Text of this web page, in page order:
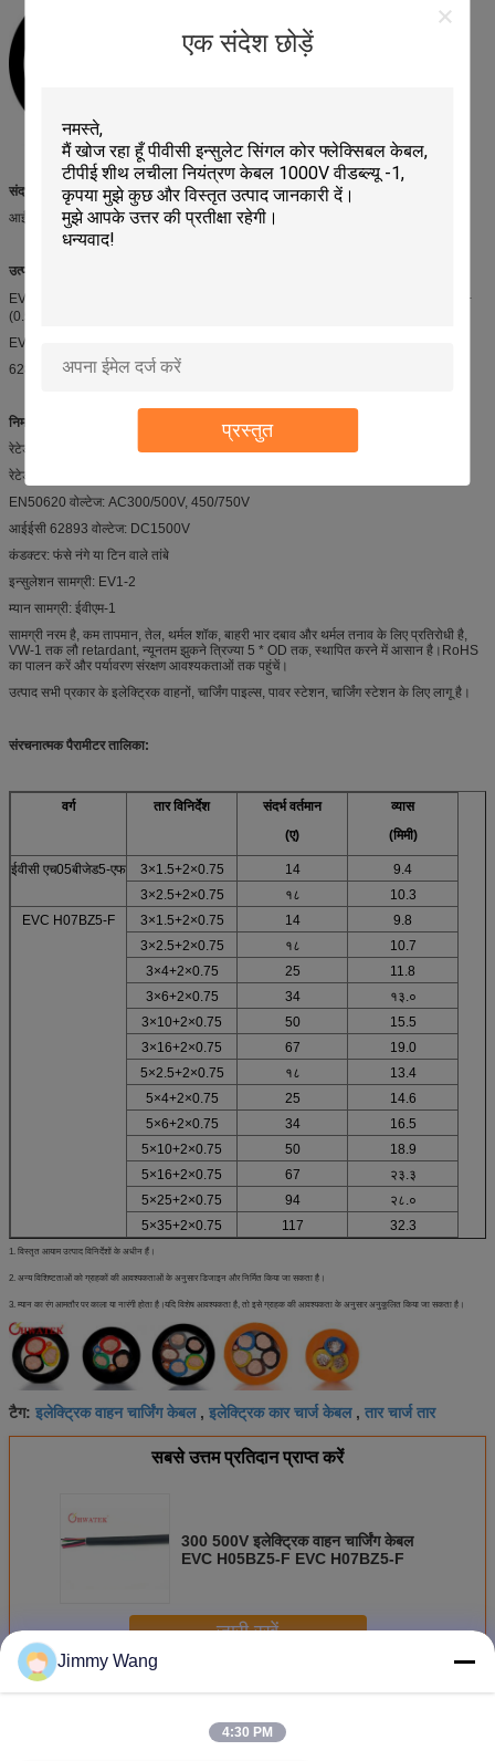
एक संदेश छोड़ें
प्रस्तुत
संदर्भ मानक:EN50620: 2017
आईईसी 62893-4-1:2020
उत्पाद श्रेणी:
EVC H05BZ5-F(1.5-2.5,3Cores)+(0.5-1.0,0-12Cores)；EVC H07BZ5-F3*1.5+
(0.5-1.0,0-12Cores);
EVC H07BZ5-F (2.5-35,3-5 करोड़)+(0.5-1.0,0-12Cores);
62893 आईईसी 126 2*(4-150)+1*(4-95)+2*(2.5-6)+(0.5-1.0, 0-12 करोड़);
निर्माण:
रेटेड तापमान EN50620:-35 ~ +90°C
रेटेड तापमान आईईसी 62893:-25 ~ +90 डिग्री सेल्सियस
EN50620 वोल्टेज: AC300/500V, 450/750V
आईईसी 62893 वोल्टेज: DC1500V
कंडक्टर: फंसे नंगे या टिन वाले तांबे
इन्सुलेशन सामग्री: EV1-2
म्यान सामग्री: ईवीएम-1
सामग्री नरम है, कम तापमान, तेल, थर्मल शॉक, बाहरी भार दबाव और थर्मल तनाव के लिए प्रतिरोधी है,
VW-1 तक लौ retardant, न्यूनतम झुकने त्रिज्या 5 * OD तक, स्थापित करने में आसान है।RoHS
का पालन करें और पर्यावरण संरक्षण आवश्यकताओं तक पहुंचें।
उत्पाद सभी प्रकार के इलेक्ट्रिक वाहनों, चार्जिंग पाइल्स, पावर स्टेशन, चार्जिंग स्टेशन के लिए लागू है।
संरचनात्मक पैरामीटर तालिका:
वर्ग तार विनिर्देश
संदर्भ वर्तमान
(ए)
व्यास
(मिमी)
ईवीसी एच05बीजेड5-एफ 3×1.5+2×0.75 14
9.4
3×2.5+2×0.75
१८
10.3
EVC H07BZ5-F
3×1.5+2×0.75 14
9.8
3×2.5+2×0.75
१८
10.7
3×4+2×0.75
25
11.8
3×6+2×0.75
34
१३.०
3×10+2×0.75
50
15.5
3×16+2×0.75
67
19.0
5×2.5+2×0.75
१८
13.4
5×4+2×0.75
25
14.6
5×6+2×0.75
34
16.5
5×10+2×0.75
50
18.9
5×16+2×0.75
67
२३.३
5×25+2×0.75
94
२८.०
5×35+2×0.75
117 32.3
1. विस्तृत आयाम उत्पाद विनिर्देशों के अधीन हैं।
2. अन्य विशिष्टताओं को ग्राहकों की आवश्यकताओं के अनुसार डिजाइन और निर्मित किया जा सकता है।
3. म्यान का रंग आमतौर पर काला या नारंगी होता है।यदि विशेष आवश्यकता है, तो इसे ग्राहक की आवश्यकता के अनुसार अनुकूलित किया जा सकता है।
टैग: इलेक्ट्रिक वाहन चार्जिंग केबल, इलेक्ट्रिक कार चार्ज केबल, तार चार्ज तार
सबसे उत्तम प्रतिदान प्राप्त करें
300 500V इलेक्ट्रिक वाहन चार्जिंग केबल
EVC H05BZ5-F EVC H07BZ5-F
जारी रखें
अधिकईवी चार्जिंग केबल
Jimmy Wang
4:30 PM